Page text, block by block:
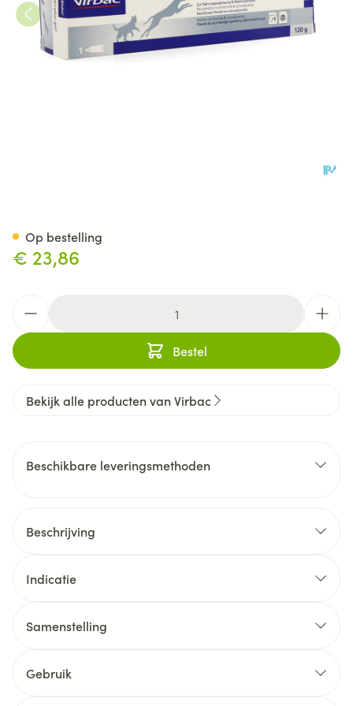
€ 23,86
Bestel
Op bestelling
Bekijk alle producten van Virbac
Beschikbare leveringsmethoden
Beschrijving
Indicatie
Samenstelling
Gebruik